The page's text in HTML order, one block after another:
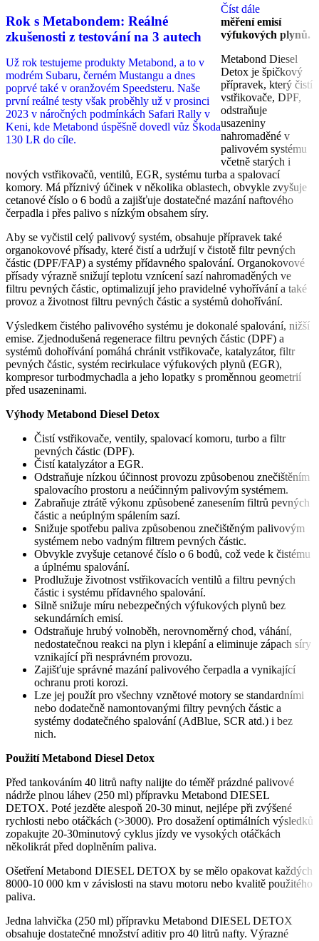
Rok s Metabondem: Reálné
zkušenosti z testování na 3 autech
Už rok testujeme produkty Metabond, a to v
modrém Subaru, černém Mustangu a dnes
poprvé také v oranžovém Speedsteru. Naše
první reálné testy však proběhly už v prosinci
2023 v náročných podmínkách Safari Rally v
Keni, kde Metabond úspěšně dovedl vůz Škoda
130 LR do cíle.
Číst dále
měření emisí
výfukových plynů.
Metabond Diesel
Detox je špičkový
přípravek, který čistí
vstřikovače, DPF,
odstraňuje
usazeniny
nahromaděné v
palivovém systému
včetně starých i
nových vstřikovačů, ventilů, EGR, systému turba a spalovací
komory. Má příznivý účinek v několika oblastech, obvykle zvyšuje
cetanové číslo o 6 bodů a zajišťuje dostatečné mazání naftového
čerpadla i přes palivo s nízkým obsahem síry.
Aby se vyčistil celý palivový systém, obsahuje přípravek také
organokovové přísady, které čistí a udržují v čistotě filtr pevných
částic (DPF/FAP) a systémy přídavného spalování. Organokovové
přísady výrazně snižují teplotu vznícení sazí nahromaděných ve
filtru pevných částic, optimalizují jeho pravidelné vyhořívání a také
provoz a životnost filtru pevných částic a systémů dohořívání.
Výsledkem čistého palivového systému je dokonalé spalování, nižší
emise. Zjednodušená regenerace filtru pevných částic (DPF) a
systémů dohořívání pomáhá chránit vstřikovače, katalyzátor, filtr
pevných částic, systém recirkulace výfukových plynů (EGR),
kompresor turbodmychadla a jeho lopatky s proměnnou geometrií
před usazeninami.
Výhody Metabond Diesel Detox
Čistí vstřikovače, ventily, spalovací komoru, turbo a filtr
pevných částic (DPF).
Čistí katalyzátor a EGR.
Odstraňuje nízkou účinnost provozu způsobenou znečištěním
spalovacího prostoru a neúčinným palivovým systémem.
Zabraňuje ztrátě výkonu způsobené zanesením filtrů pevných
částic a neúplným spálením sazí.
Snižuje spotřebu paliva způsobenou znečištěným palivovým
systémem nebo vadným filtrem pevných částic.
Obvykle zvyšuje cetanové číslo o 6 bodů, což vede k čistému
a úplnému spalování.
Prodlužuje životnost vstřikovacích ventilů a filtru pevných
částic i systému přídavného spalování.
Silně snižuje míru nebezpečných výfukových plynů bez
sekundárních emisí.
Odstraňuje hrubý volnoběh, nerovnoměrný chod, váhání,
nedostatečnou reakci na plyn i klepání a eliminuje zápach síry
vznikající při nesprávném provozu.
Zajišťuje správné mazání palivového čerpadla a vynikající
ochranu proti korozi.
Lze jej použít pro všechny vznětové motory se standardními
nebo dodatečně namontovanými filtry pevných částic a
systémy dodatečného spalování (AdBlue, SCR atd.) i bez
nich.
Použití Metabond Diesel Detox
Před tankováním 40 litrů nafty nalijte do téměř prázdné palivové
nádrže plnou láhev (250 ml) přípravku Metabond DIESEL
DETOX. Poté jezděte alespoň 20-30 minut, nejlépe při zvýšené
rychlosti nebo otáčkách (>3000). Pro dosažení optimálních výsledků
zopakujte 20-30minutový cyklus jízdy ve vysokých otáčkách
několikrát před doplněním paliva.
Ošetření Metabond DIESEL DETOX by se mělo opakovat každých
8000-10 000 km v závislosti na stavu motoru nebo kvalitě použitého
paliva.
Jedna lahvička (250 ml) přípravku Metabond DIESEL DETOX
obsahuje dostatečné množství aditiv pro 40 litrů nafty. Výrazné